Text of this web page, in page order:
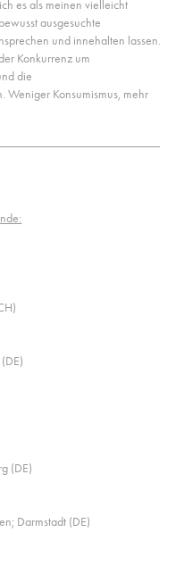
es als meinen vielleicht
ausgesuchte
und innehalten lassen.
Konkurrenz um
die
Konsumismus, mehr
(DE)
Darmstadt (DE)